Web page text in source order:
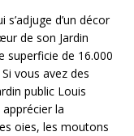
d’un décor
de son Jardin
superficie de 16.000
vous avez des
public Louis
la
oies, les moutons